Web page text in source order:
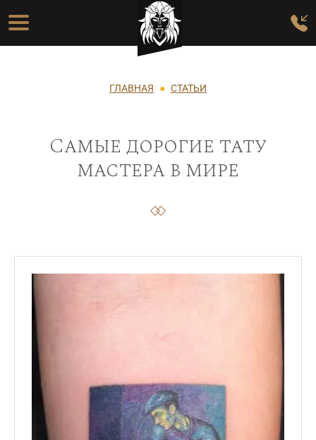
Перейти к основному содержанию
Основная навигация
Строка навигации
ГЛАВНАЯ СТАТЬИ
Самые дорогие тату
мастера в мире